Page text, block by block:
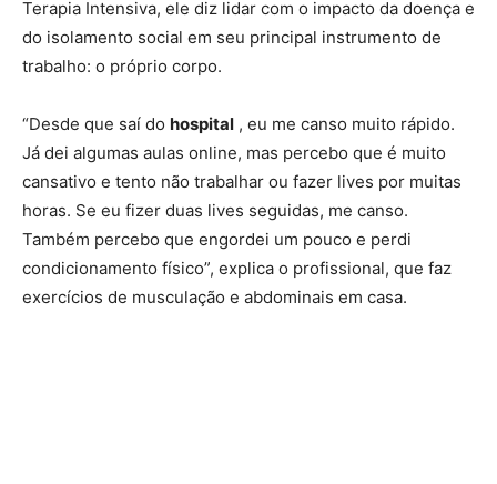
Terapia Intensiva, ele diz lidar com o impacto da doença e
do isolamento social em seu principal instrumento de
trabalho: o próprio corpo.
“Desde que saí do hospital , eu me canso muito rápido.
Já dei algumas aulas online, mas percebo que é muito
cansativo e tento não trabalhar ou fazer lives por muitas
horas. Se eu fizer duas lives seguidas, me canso.
Também percebo que engordei um pouco e perdi
condicionamento físico”, explica o profissional, que faz
exercícios de musculação e abdominais em casa.